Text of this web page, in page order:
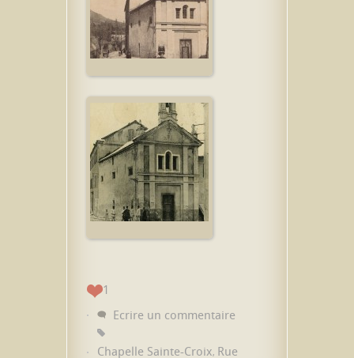
1
Ecrire un commentaire
Chapelle Sainte-Croix, Rue